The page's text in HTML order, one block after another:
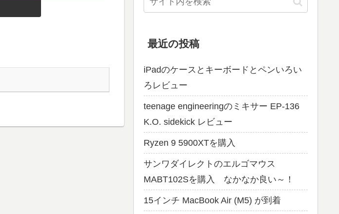
最近の投稿
iPadのケースとキーボードとペンいろい
ろレビュー
teenage engineeringのミキサー EP-136
K.O. sidekick レビュー
Ryzen 9 5900XTを購入
サンワダイレクトのエルゴマウス
MABT102Sを購入 なかなか良い～！
15インチ MacBook Air (M5) が到着